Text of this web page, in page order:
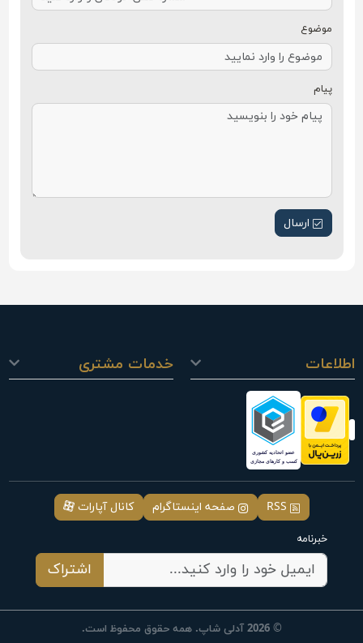
موضوع
پیام
ارسال
اطلاعات خدمات مشتری
RSS صفحه اینستاگرام کانال آپارات
خبرنامه
اشتراک
© 2026 آدلی شاپ. همه حقوق محفوظ است.